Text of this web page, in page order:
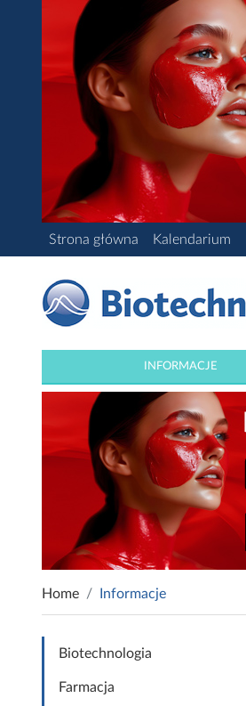
Strona główna Kalendarium
INFORMACJE
Home Informacje
Biotechnologia
Farmacja